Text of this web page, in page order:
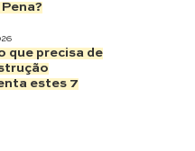
que precisa de
estes 7